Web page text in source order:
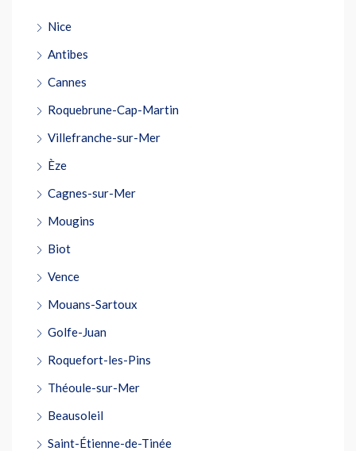
Nice
Antibes
Cannes
Roquebrune-Cap-Martin
Villefranche-sur-Mer
Èze
Cagnes-sur-Mer
Mougins
Biot
Vence
Mouans-Sartoux
Golfe-Juan
Roquefort-les-Pins
Théoule-sur-Mer
Beausoleil
Saint-Étienne-de-Tinée